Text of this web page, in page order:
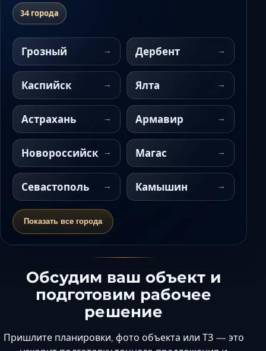
34 города
Грозный Дербент
Каспийск Ялта
Астрахань Армавир
Новороссийск Магас
Севастополь Камышин
Показать все города
Обсудим ваш объект и
подготовим рабочее
решение
Пришлите планировки, фото объекта или ТЗ — это